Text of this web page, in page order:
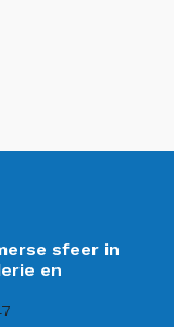
sfeer in
en